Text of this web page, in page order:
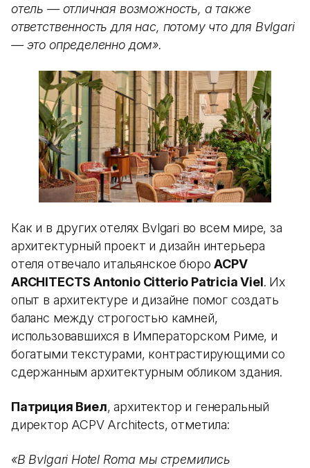
отель — отличная возможность, а также
ответственность для нас, потому что для Bvlgari
— это определенно дом».
Как и в других отелях Bvlgari во всем мире, за
архитектурный проект и дизайн интерьера
отеля отвечало итальянское бюроACPV
ARCHITECTS Antonio Citterio Patricia Viel. Их
опыт в архитектуре и дизайне помог создать
баланс между строгостью камней,
использовавшихся в Императорском Риме, и
богатыми текстурами, контрастирующими со
сдержанным архитектурным обликом здания.
Патриция Виел, архитектор и генеральный
директор ACPV Architects, отметила:
«В Bvlgari Hotel Roma мы стремились